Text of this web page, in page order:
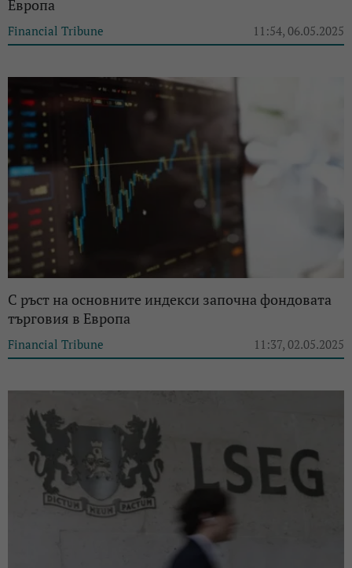
Европа
Financial Tribune 11:54, 06.05.2025
С ръст на основните индекси започна фондовата
търговия в Европа
Financial Tribune 11:37, 02.05.2025